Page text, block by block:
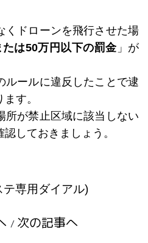
くドローンを飛行させた場
は50万円以下の罰金」が
ルールに違反したことで逮
す。
所が禁止区域に該当しない
しておきましょう。
専用ダイアル)
/ 次の記事へ